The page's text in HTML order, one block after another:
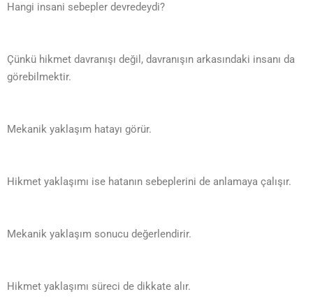
Hangi insani sebepler devredeydi?
Çünkü hikmet davranışı değil, davranışın arkasındaki insanı da
görebilmektir.
Mekanik yaklaşım hatayı görür.
Hikmet yaklaşımı ise hatanın sebeplerini de anlamaya çalışır.
Mekanik yaklaşım sonucu değerlendirir.
Hikmet yaklaşımı süreci de dikkate alır.